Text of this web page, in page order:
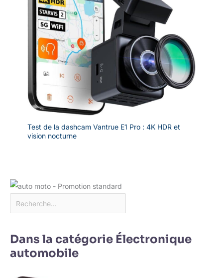
Test de la dashcam Vantrue E1 Pro : 4K HDR et
vision nocturne
Dans la catégorie Électronique
automobile